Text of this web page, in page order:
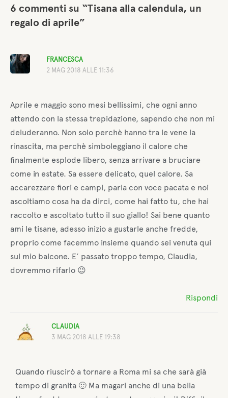
6 commenti su “Tisana alla calendula, un
regalo di aprile”
FRANCESCA
2 MAG 2018 ALLE 11:36
Aprile e maggio sono mesi bellissimi, che ogni anno
attendo con la stessa trepidazione, sapendo che non mi
deluderanno. Non solo perchè hanno tra le vene la
rinascita, ma perchè simboleggiano il calore che
finalmente esplode libero, senza arrivare a bruciare
come in estate. Sa essere delicato, quel calore. Sa
accarezzare fiori e campi, parla con voce pacata e noi
ascoltiamo cosa ha da dirci, come hai fatto tu, che hai
raccolto e ascoltato tutto il suo giallo! Sai bene quanto
ami le tisane, adesso inizio a gustarle anche fredde,
proprio come facemmo insieme quando sei venuta qui
sul mio balcone. E’ passato troppo tempo, Claudia,
dovremmo rifarlo 😉
Rispondi
CLAUDIA
3 MAG 2018 ALLE 19:38
Quando riuscirò a tornare a Roma mi sa che sarà già
tempo di granita 🙂 Ma magari anche di una bella